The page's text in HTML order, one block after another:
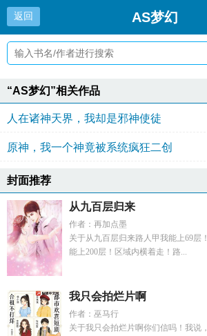
返回 AS梦幻
“AS梦幻”相关作品
人在诸神天界，我却是邪神使徒
原神，我一个神竟被系统疯狂二创
封面推荐
从九百层归来
作者：再加点墨
关于从九百层归来路人甲我能上69层
能上200层！区域内横着走！路...
我只会拍烂片啊
作者：巫马行
关于我只会拍烂片啊你们信吗！我说